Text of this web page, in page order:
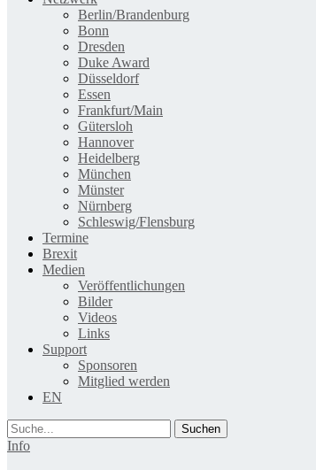
Berlin/Brandenburg
Bonn
Dresden
Duke Award
Düsseldorf
Essen
Frankfurt/Main
Gütersloh
Hannover
Heidelberg
München
Münster
Nürnberg
Schleswig/Flensburg
Termine
Brexit
Medien
Veröffentlichungen
Bilder
Videos
Links
Support
Sponsoren
Mitglied werden
EN
Suche
Info